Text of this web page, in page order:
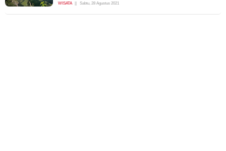
WISATA Sabtu, 28 Agustus 2021